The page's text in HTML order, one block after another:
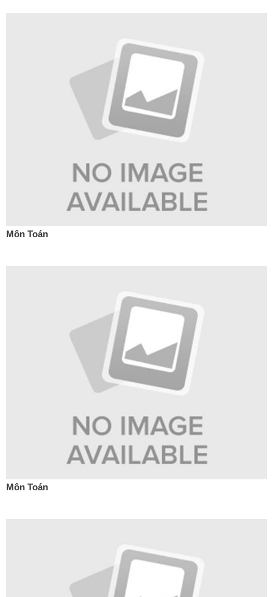
Môn Toán
Môn Toán